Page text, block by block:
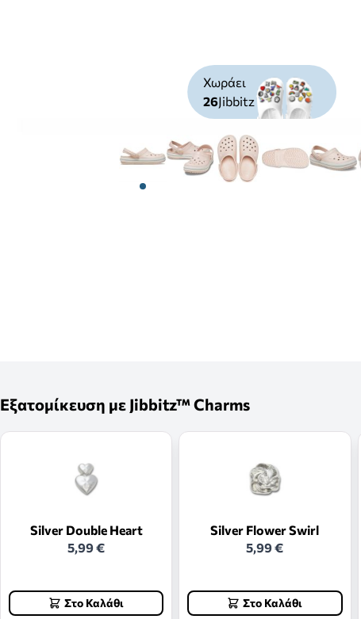
Χωράει
26Jibbitz
View larger image
View larger imageView larger image
View larger
Εξατομίκευση με Jibbitz™ Charms
Silver Double Heart
5,99 €
Στο Καλάθι
Silver Flower Swirl
5,99 €
Στο Καλάθι